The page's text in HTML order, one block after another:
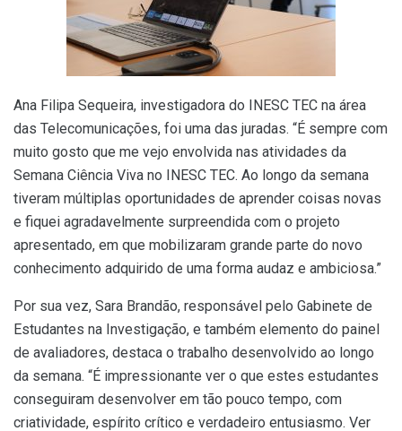
Ana Filipa Sequeira, investigadora do INESC TEC na área
das Telecomunicações, foi uma das juradas. “É sempre com
muito gosto que me vejo envolvida nas atividades da
Semana Ciência Viva no INESC TEC. Ao longo da semana
tiveram múltiplas oportunidades de aprender coisas novas
e fiquei agradavelmente surpreendida com o projeto
apresentado, em que mobilizaram grande parte do novo
conhecimento adquirido de uma forma audaz e ambiciosa.”
Por sua vez, Sara Brandão, responsável pelo Gabinete de
Estudantes na Investigação, e também elemento do painel
de avaliadores, destaca o trabalho desenvolvido ao longo
da semana. “É impressionante ver o que estes estudantes
conseguiram desenvolver em tão pouco tempo, com
criatividade, espírito crítico e verdadeiro entusiasmo. Ver